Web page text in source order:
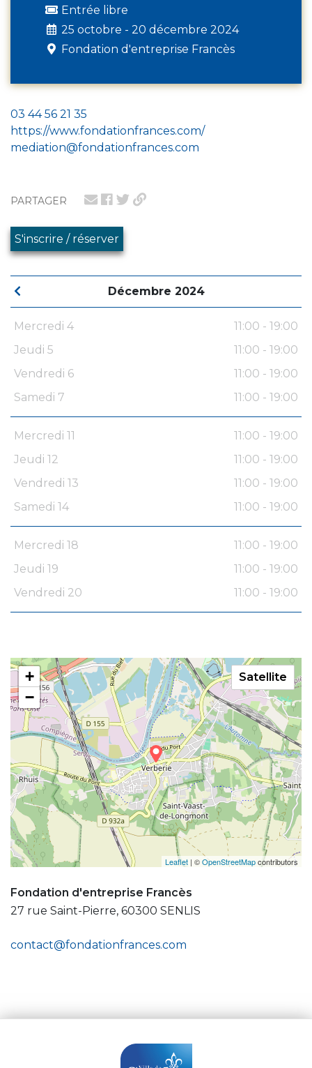
PARTAGER
S'inscrire / réserver
Décembre 2024
Mercredi 4
11:00 - 19:00
Jeudi 5
11:00 - 19:00
Vendredi 6
11:00 - 19:00
Samedi 7
11:00 - 19:00
Mercredi 11
11:00 - 19:00
Jeudi 12
11:00 - 19:00
Vendredi 13
11:00 - 19:00
Samedi 14
11:00 - 19:00
Mercredi 18
11:00 - 19:00
Jeudi 19
11:00 - 19:00
Vendredi 20
11:00 - 19:00
+
−
Leaflet | ©OpenStreetMapcontributors
Satellite
Fondation d'entreprise Francès
27 rue Saint-Pierre, 60300 SENLIS
contact@fondationfrances.com
Entrée libre
25 octobre - 20 décembre 2024
Fondation d'entreprise Francès
03 44 56 21 35
https://www.fondationfrances.com/
mediation@fondationfrances.com